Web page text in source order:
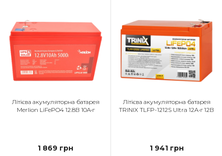
Літієва акумуляторна батарея
Merlion LiFePO4 12.8В 10A•г
1 869 грн
Літієва акумуляторна батарея
TRINIX TLFP-1212S Ultra 12А•г 12В
1 941 грн